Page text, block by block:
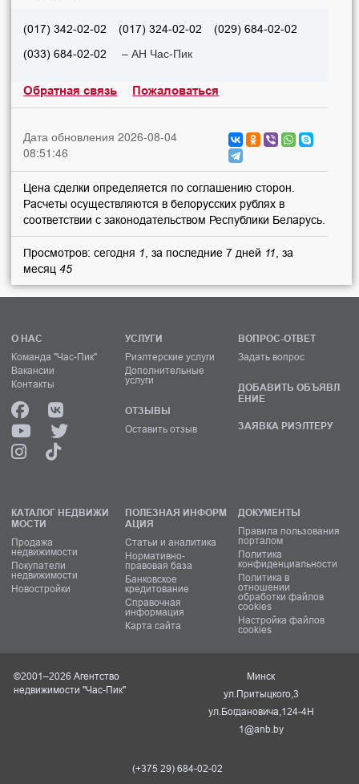
(017) 342-02-02 (017) 324-02-02
(029) 684-02-02
(033) 684-02-02
– АН Час-Пик
Обратная связь Пожаловаться
Дата обновления 2026-08-04
08:51:46
Цена сделки определяется по соглашению сторон.
Расчеты осуществляются в белорусских рублях в
соответствии с законодательством Республики Беларусь.
Просмотров: сегодня 1, за последние 7 дней 11, за
месяц45
О НАС
Команда "Час-Пик"
Вакансии
Контакты
УСЛУГИ
Риэлтерские услуги
Дополнительные
услуги
ОТЗЫВЫ
Оставить отзыв
ВОПРОС-ОТВЕТ
Задать вопрос
ДОБАВИТЬ ОБЪЯВЛ
ЕНИЕ
ЗАЯВКА РИЭЛТЕРУ
КАТАЛОГ НЕДВИЖИ
МОСТИ
Продажа
недвижимости
Покупатели
недвижимости
Новостройки
ПОЛЕЗНАЯ ИНФОРМ
АЦИЯ
Статьи и аналитика
Нормативно-
правовая база
Банковское
кредитование
Справочная
информация
Карта сайта
ДОКУМЕНТЫ
Правила пользования
порталом
Политика
конфиденциальности
Политика в
отношении
обработки файлов
cookies
Настройка файлов
cookies
©2001–2026 Агентство
недвижимости "Час-Пик"
Минск
ул.Притыцкого,3
ул.Богдановича,124-4Н
1@anb.by
(+375 29) 684-02-02